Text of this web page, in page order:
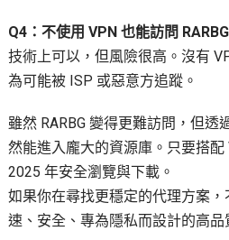
Q4：不使用 VPN 也能訪問
技術上可以，但風險很高。沒有
為可能被 ISP 或惡意方追蹤。
雖然 RARBG 變得更難訪問，但透
然能進入龐大的資源庫。只要搭
2025 年安全瀏覽與下載。
如果你在尋找更穩定的代理方案，
速、安全、專為隱私而設計的高品